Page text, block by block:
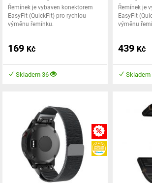
Řemínek je vybaven konektorem
EasyFit (QuickFit) pro rychlou
výměnu řemínku.
169 Kč
Skladem 36
Řemínek je
EasyFit
výměnu
439 Kč